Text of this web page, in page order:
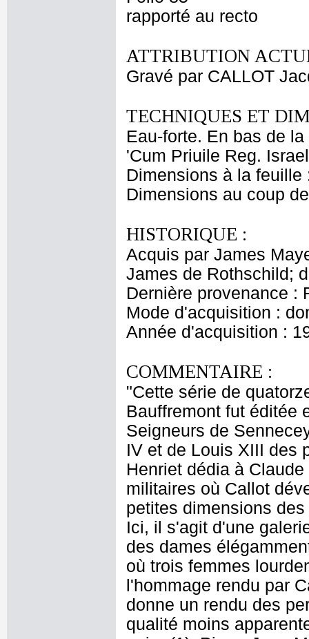
rapporté au recto
ATTRIBUTION
Gravé par CALLOT
TECHNIQUES ET
Eau-forte. En bas de
'Cum Priuile Reg.
Dimensions à la
Dimensions au coup
HISTORIQUE :
Acquis par James
James de Rothschild;
Dernière provenance :
Mode d'acquisition :
Année d'acquisition :
COMMENTAIRE :
"Cette série de
Bauffremont fut éditée
Seigneurs de
IV et de Louis XIII des
Henriet dédia à
militaires où Callot
petites dimensions
Ici, il s'agit d'une
des dames
où trois femmes
l'hommage rendu par
donne un rendu des
qualité moins